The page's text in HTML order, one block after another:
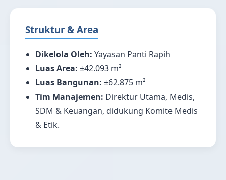
Struktur & Area
Dikelola Oleh: Yayasan Panti Rapih
Luas Area: ±42.093 m²
Luas Bangunan: ±62.875 m²
Tim Manajemen: Direktur Utama, Medis,
SDM & Keuangan, didukung Komite Medis
& Etik.